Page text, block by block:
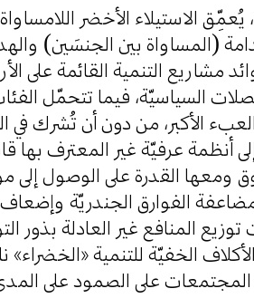
يُعمِّق الاستيلاء الأخضر
(المساواة بين الجنسَين)
مشاريع التنمية القائمة على
السياسيّة، فيما تتحمّل
العبء الأكبر، من دون أن تُشرك
عرفيّة غير المعترف بها
القدرة على الوصول إلى
الفوارق الجندريّة
المنافع غير العادلة بذور
الخفيّة للتنمية «الخضراء»
المجتمعات على الصمود على